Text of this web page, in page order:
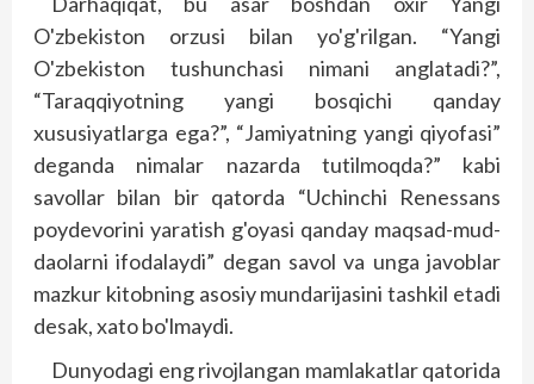
O'zbekiston orzusi bilan yo'g'rilgan. “Yangi
O'zbekis­ton tushunchasi nimani ang­latadi?”,
“Taraqqiyotning yangi bosqichi qanday
xususiyatlarga ega?”, “Jamiyatning yangi qiyofasi”
deganda nimalar nazarda tutilmoqda?” kabi
savollar bilan bir qatorda “Uchinchi Renessans
poydevorini yaratish g'oyasi qanday maqsad-mud­
daolarni ifodalaydi” degan savol va unga javoblar
mazkur kitobning asosiy mundarijasini tashkil etadi
desak, xato bo'lmaydi.
Dunyodagi eng rivojlangan mamlakatlar qatorida